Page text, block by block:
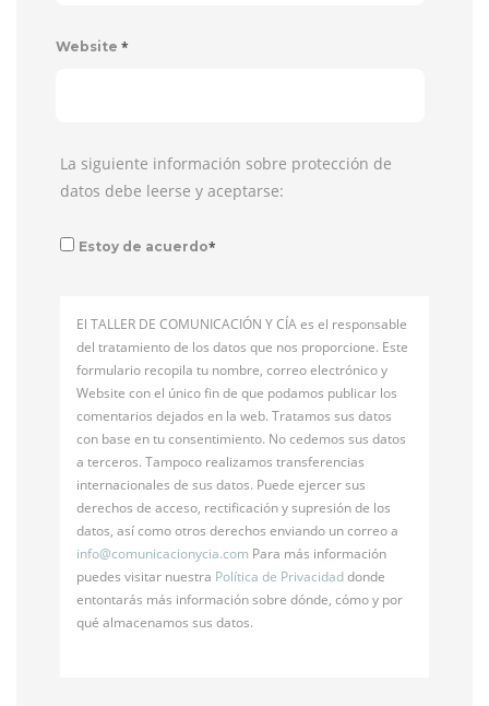
Website *
La siguiente información sobre protección de
datos debe leerse y aceptarse:
Estoy de acuerdo*
El TALLER DE COMUNICACIÓN Y CÍA es el responsable
del tratamiento de los datos que nos proporcione. Este
formulario recopila tu nombre, correo electrónico y
Website con el único fin de que podamos publicar los
comentarios dejados en la web. Tratamos sus datos
con base en tu consentimiento. No cedemos sus datos
a terceros. Tampoco realizamos transferencias
internacionales de sus datos. Puede ejercer sus
derechos de acceso, rectificación y supresión de los
datos, así como otros derechos enviando un correo a
info@comunicacionycia.com Para más información
puedes visitar nuestra Política de Privacidaddonde
entontarás más información sobre dónde, cómo y por
qué almacenamos sus datos.